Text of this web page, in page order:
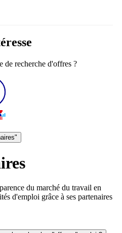
de recherche d'offres ?
du marché du travail en
d'emploi grâce à ses partenaires